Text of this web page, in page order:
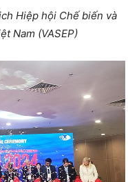
Hiệp hội Chế biến và
Nam (VASEP)